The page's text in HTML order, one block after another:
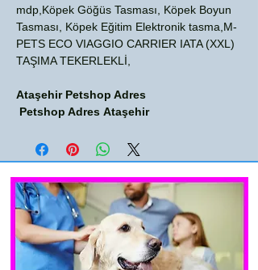
mdp,Köpek Göğüs Tasması, Köpek Boyun
Tasması, Köpek Eğitim Elektronik tasma,M-
PETS ECO VIAGGIO CARRIER IATA (XXL)
TAŞIMA TEKERLEKLİ,
Ataşehir Petshop Adres
Petshop Adres Ataşehir